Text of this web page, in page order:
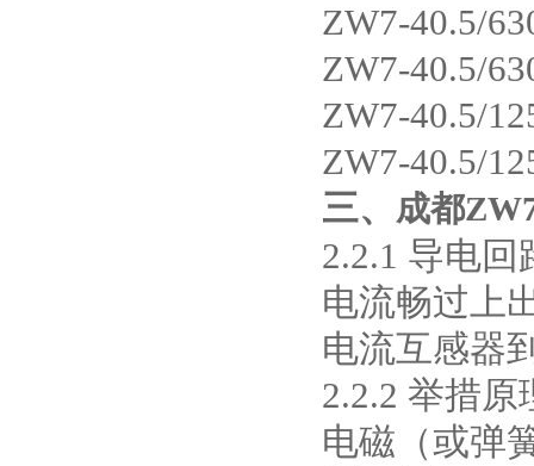
ZW7-40.5/
ZW7-40.5/
ZW7-40.5/
ZW7-40.5/
三、
成都
2.2.1 导电回
电流畅过上
电流互感器
2.2.2 举措原
电磁（或弹